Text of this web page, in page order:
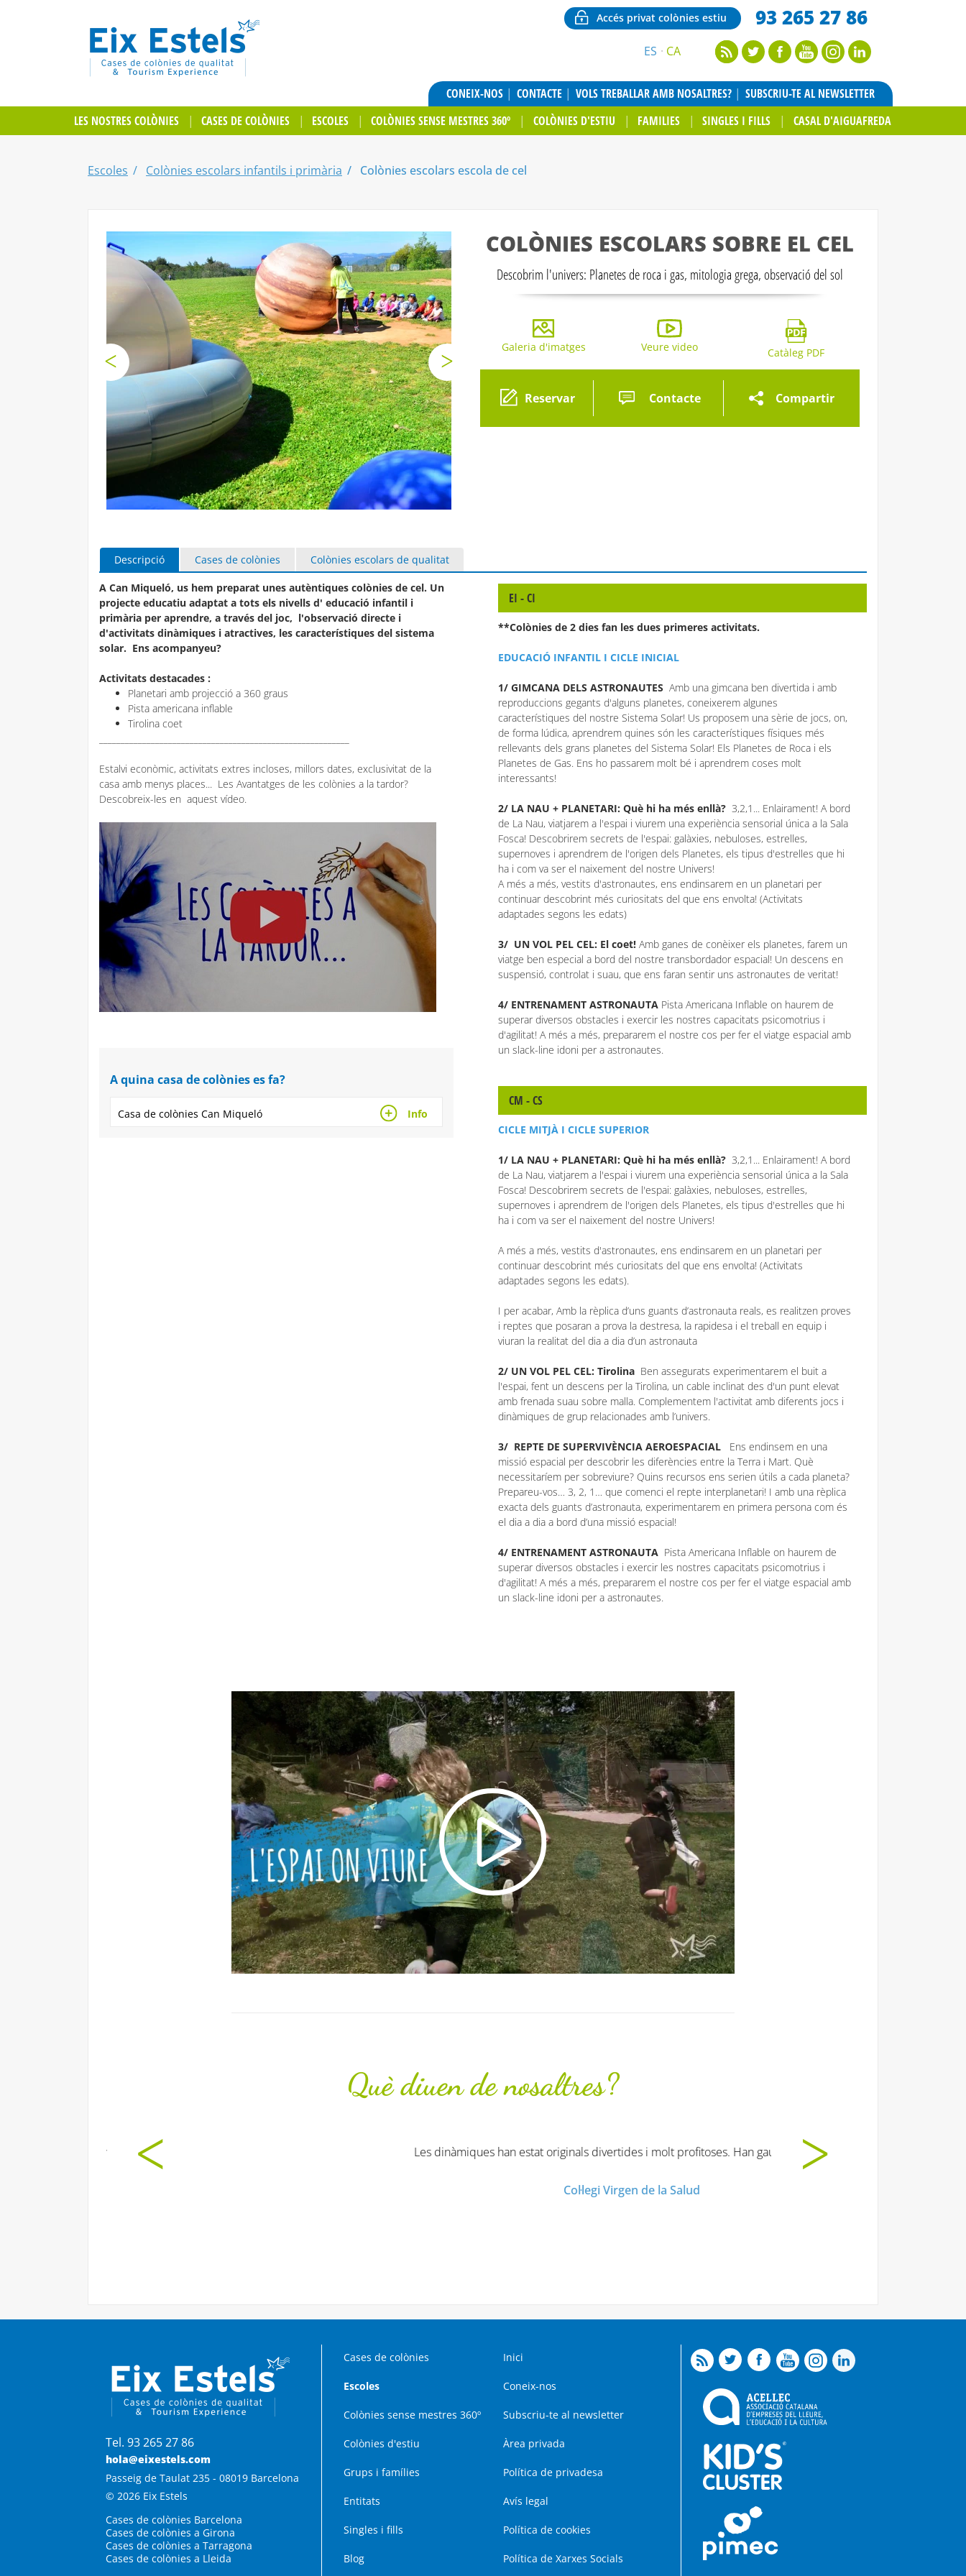
Accés privat colònies estiu 93 265 27 86
ES CA
CONEIX-NOS CONTACTE VOLS TREBALLAR AMB NOSALTRES?
SUBSCRIU-TE AL NEWSLETTER
LES NOSTRES COLÒNIES
CASES DE COLÒNIES ESCOLES COLÒNIES SENSE MESTRES 360º COLÒNIES D'ESTIU FAMILIES SINGLES I FILLS CASAL D'AIGUAFREDA
Escoles Colònies escolars infantils i primària Colònies escolars escola de cel
COLÒNIES ESCOLARS SOBRE EL CEL
Descobrim l'univers: Planetes de roca i gas, mitologia grega, observació del sol
Galeria d'imatges Galeria d'imatges Galeria d'imatges
Veure video Catàleg PDF
Reservar Contacte Compartir
Descripció Cases de colònies Colònies escolars de qualitat
A Can Miqueló, us hem preparat unes autèntiques colònies de cel. Un
projecte educatiu adaptat a tots els nivells d' educació infantil i
primària per aprendre, a través del joc, l'observació directe i
d'activitats dinàmiques i atractives, les característiques del sistema
solar. Ens acompanyeu?
Activitats destacades :
Planetari amb projecció a 360 graus
Pista americana inflable
Tirolina coet
Estalvi econòmic, activitats extres incloses, millors dates, exclusivitat de la
casa amb menys places... Les Avantatges de les colònies a la tardor?
Descobreix-les en aquest vídeo.
A quina casa de colònies es fa?
Casa de colònies Can Miqueló Info
EI - CI
**Colònies de 2 dies fan les dues primeres activitats.
EDUCACIÓ INFANTIL I CICLE INICIAL
1/ GIMCANA DELS ASTRONAUTES Amb una gimcana ben divertida i amb
reproduccions gegants d'alguns planetes, coneixerem algunes
característiques del nostre Sistema Solar! Us proposem una sèrie de jocs, on,
de forma lúdica, aprendrem quines són les característiques físiques més
rellevants dels grans planetes del Sistema Solar! Els Planetes de Roca i els
Planetes de Gas. Ens ho passarem molt bé i aprendrem coses molt
interessants!
2/ LA NAU + PLANETARI: Què hi ha més enllà? 3,2,1... Enlairament! A bord
de La Nau, viatjarem a l'espai i viurem una experiència sensorial única a la Sala
Fosca! Descobrirem secrets de l'espai: galàxies, nebuloses, estrelles,
supernoves i aprendrem de l'origen dels Planetes, els tipus d'estrelles que hi
ha i com va ser el naixement del nostre Univers!
A més a més, vestits d'astronautes, ens endinsarem en un planetari per
continuar descobrint més curiositats del que ens envolta! (Activitats
adaptades segons les edats)
3/ UN VOL PEL CEL: El coet! Amb ganes de conèixer els planetes, farem un
viatge ben especial a bord del nostre transbordador espacial! Un descens en
suspensió, controlat i suau, que ens faran sentir uns astronautes de veritat!
4/ ENTRENAMENT ASTRONAUTA Pista Americana Inflable on haurem de
superar diversos obstacles i exercir les nostres capacitats psicomotrius i
d'agilitat! A més a més, prepararem el nostre cos per fer el viatge espacial amb
un slack-line idoni per a astronautes.
CM - CS
CICLE MITJÀ I CICLE SUPERIOR
1/ LA NAU + PLANETARI: Què hi ha més enllà? 3,2,1... Enlairament! A bord
de La Nau, viatjarem a l'espai i viurem una experiència sensorial única a la Sala
Fosca! Descobrirem secrets de l'espai: galàxies, nebuloses, estrelles,
supernoves i aprendrem de l'origen dels Planetes, els tipus d'estrelles que hi
ha i com va ser el naixement del nostre Univers!
A més a més, vestits d'astronautes, ens endinsarem en un planetari per
continuar descobrint més curiositats del que ens envolta! (Activitats
adaptades segons les edats).
I per acabar, Amb la rèplica d’uns guants d’astronauta reals, es realitzen proves
i reptes que posaran a prova la destresa, la rapidesa i el treball en equip i
viuran la realitat del dia a dia d’un astronauta
2/ UN VOL PEL CEL: Tirolina Ben assegurats experimentarem el buit a
l'espai, fent un descens per la Tirolina, un cable inclinat des d'un punt elevat
amb frenada suau sobre malla. Complementem l'activitat amb diferents jocs i
dinàmiques de grup relacionades amb l’univers.
3/ REPTE DE SUPERVIVÈNCIA AEROESPACIAL
Ens endinsem en una
missió espacial per descobrir les diferències entre la Terra i Mart. Què
necessitaríem per sobreviure? Quins recursos ens serien útils a cada planeta?
Prepareu-vos… 3, 2, 1… que comenci el repte interplanetari! I amb una rèplica
exacta dels guants d’astronauta, experimentarem en primera persona com és
el dia a dia a bord d’una missió espacial!
4/ ENTRENAMENT ASTRONAUTA Pista Americana Inflable on haurem de
superar diversos obstacles i exercir les nostres capacitats psicomotrius i
d'agilitat! A més a més, prepararem el nostre cos per fer el viatge espacial amb
un slack-line idoni per a astronautes.
Què diuen de nosaltres?
Les dinàmiques han estat originals divertides i molt profitoses. Han gaudit moooooolt!
Tel. 93 265 27 86
hola@eixestels.com
Passeig de Taulat 235 - 08019 Barcelona
© 2026 Eix Estels
Cases de colònies Barcelona
Cases de colònies a Girona
Cases de colònies a Tarragona
Cases de colònies a Lleida
Cases de colònies Inici
Escoles Coneix-nos
Colònies sense mestres 360º Subscriu-te al newsletter
Colònies d'estiu Àrea privada
Grups i famílies Política de privadesa
Entitats Avís legal
Singles i fills Política de cookies
Blog Política de Xarxes Socials